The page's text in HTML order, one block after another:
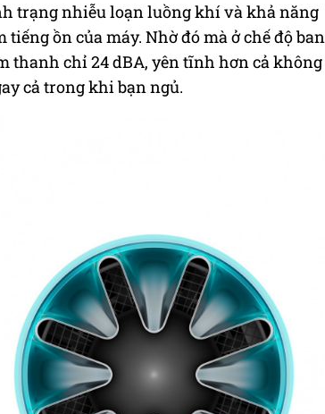
trạng nhiễu loạn luồng khí và khả năng
ồn của máy. Nhờ đó mà ở chế độ ban
thanh chỉ 24 dBA, yên tĩnh hơn cả không
cả trong khi bạn ngủ.